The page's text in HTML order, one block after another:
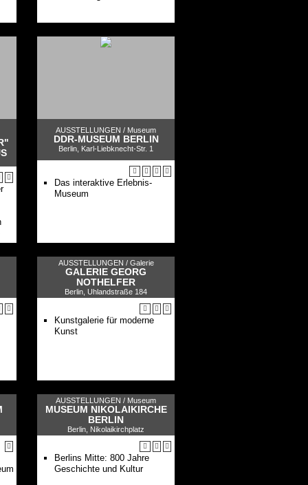
Tausendmal Berlin
zurück!
Kunst des 19. Jahrhunderts
Schätze aus dem Rhein. Der
Museumsshops der
zu Berlin
Zurück! Steinzeit.
Europa
alle Museen im Überblick
AUSSTELLUNGEN / Museum
DDR-MUSEUM BERLIN
Berlin, Karl-Liebknecht-Str. 1
Das interaktive Erlebnis-
Museum
AUSSTELLUNGEN / Galerie
GALERIE GEORG
NOTHELFER
Berlin, Uhlandstraße 184
Kunstgalerie für moderne
Kunst
AUSSTELLUNGEN / Museum
MUSEUM NIKOLAIKIRCHE
BERLIN
Berlin, Nikolaikirchplatz
Berlins Mitte: 800 Jahre
Geschichte und Kultur